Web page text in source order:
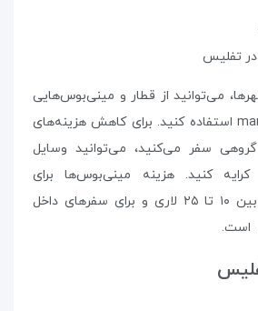
می‌توانید از قطار و مینی‌بوس‌هایی
تحت عنوان marshrutka استفاده کنید. برای کاهش هزینه‌های
سفر می‌کنید، می‌توانید وسایل
کنید. هزینه‌ مینی‌بوس‌ها برای
سفرهای بین شهری بین ۱۰ تا ۲۵ لاری و برای سفرهای داخل